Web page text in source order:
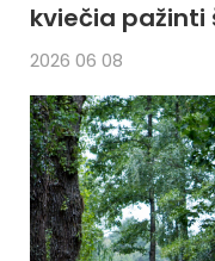
2026 06 08
kviečia